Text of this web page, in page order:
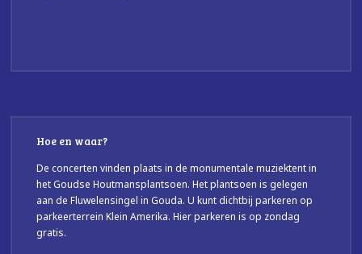
Hoe en waar?
De concerten vinden plaats in de monumentale muziektent in
het Goudse Houtmansplantsoen. Het plantsoen is gelegen
aan de Fluwelensingel in Gouda. U kunt dichtbij parkeren op
parkeerterrein Klein Amerika. Hier parkeren is op zondag
gratis.